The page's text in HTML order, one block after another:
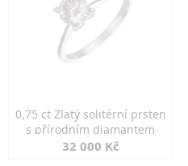
0,75 ct Zlatý solitérní prsten
s přírodním diamantem
32 000 Kč